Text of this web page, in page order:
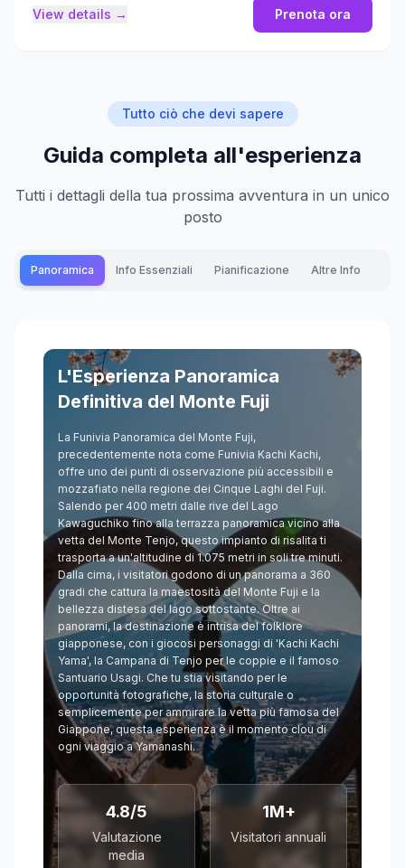
View details → Prenota ora
Tutto ciò che devi sapere
Guida completa all'esperienza
Tutti i dettagli della tua prossima avventura in un unico
posto
Panoramica Info Essenziali Pianificazione Altre Info
L'Esperienza Panoramica
Definitiva del Monte Fuji
La Funivia Panoramica del Monte Fuji,
precedentemente nota come Funivia Kachi Kachi,
offre uno dei punti di osservazione più accessibili e
mozzafiato nella regione dei Cinque Laghi del Fuji.
Salendo per 400 metri dalle rive del Lago
Kawaguchiko fino alla terrazza panoramica vicino alla
vetta del Monte Tenjo, questo impianto di risalita ti
trasporta a un'altitudine di 1.075 metri in soli tre minuti.
Dalla cima, i visitatori godono di un panorama a 360
gradi che cattura la maestosità del Monte Fuji e la
bellezza distesa del lago sottostante. Oltre ai
panorami, la destinazione è intrisa del folklore
giapponese, con i giocosi personaggi di 'Kachi Kachi
Yama', la Campana di Tenjo per le coppie e il famoso
Santuario Usagi. Che tu stia visitando per le
opportunità fotografiche, la storia culturale o
semplicemente per ammirare la vetta più famosa del
Giappone, questa esperienza è il momento clou di
ogni viaggio a Yamanashi.
4.8/5
Valutazione
media
1M+
Visitatori annuali